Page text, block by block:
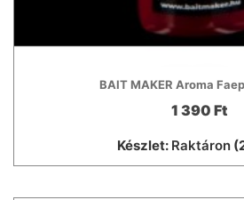
BAIT MAKER Aroma
1 390 Ft
Készlet: Raktáron